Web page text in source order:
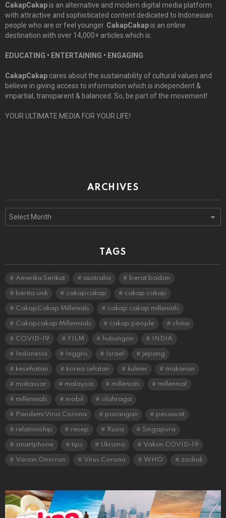
CakapCakapis an alternative and modern digital media platform
with attractive and sophisticated content dedicated to Indonesian
people who are or feel younger. CakapCakapis an online
destination with over 14,000+ articles which is:
EDUCATING • ENTERTAINING • ENGAGING
CakapCakap cares about the sustainability of cultural values and
believe in giving access to information which is independent &
impartial, transparent & balanced. So, be part of the movement!
YOUR ULTIMATE MEDIA FOR YOUR LIFE!
ARCHIVES
Archives
TAGS
Amerika Serikat australia berat badan
berita unik cakapcakap cakap cakap
CakapCakap Millenials cakap cakap millenials
Cakapcakap Millennials cakap people china
COVID-19 FILM hubungan INDIA
Indonesia Inggris Israel jepang
kesehatan korea selatan kuliner makanan
makassar malaysia millenials millennial
millennials mobil olahraga
Pandemi Virus Corona pasangan pesawat
relationship resep Rusia Singapura
smartphone tips Ukraina Vaksin COVID-19
Varian Omicron Virus Corona WHO zodiak